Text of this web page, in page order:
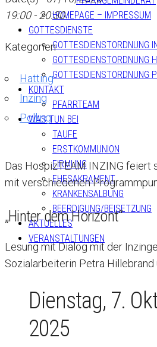
HOMEPAGE – IMPRESSUM
GOTTESDIENSTE
GOTTESDIENSTORDNUNG
GOTTESDIENSTORDNUNG
GOTTESDIENSTORDNUNG
KONTAKT
PFARRTEAM
WAS TUN BEI
TAUFE
ERSTKOMMUNION
FIRMUNG
EHESAKRAMENT
KRANKENSALBUNG
BEERDIGUNG/BEISETZUNG
AKTUELLES
VERANSTALTUNGEN
19:00 - 20:30
Kategorien
Hatting
Inzing
Polling
Das HospizTEAM INZING feiert
mit verschiedenen
„Hinter dem Horizont“
Lesung mit Dialog mit der
Sozialarbeiterin Petra Hillebrand
Dienstag, 7.
2025